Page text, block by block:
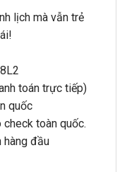
lịch mà vẫn trẻ
toán trực tiếp)
quốc
check toàn quốc.
hàng đầu